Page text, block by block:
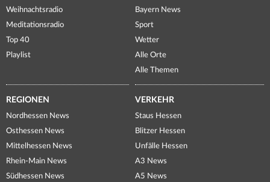
Weihnachtsradio
Meditationsradio
Top 40
Playlist
Bayern News
Sport
Wetter
Alle Orte
Alle Themen
REGIONEN
Nordhessen News
Osthessen News
Mittelhessen News
Rhein-Main News
Südhessen News
VERKEHR
Staus Hessen
Blitzer Hessen
Unfälle Hessen
A3 News
A5 News